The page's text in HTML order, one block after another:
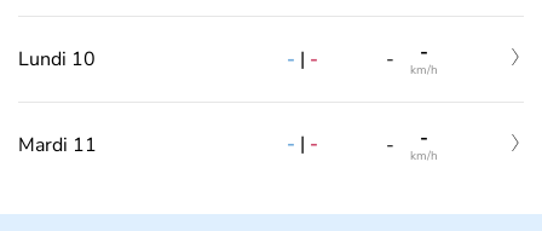
Lundi 10 - | - - -
km/h
Mardi 11 - | - - -
km/h